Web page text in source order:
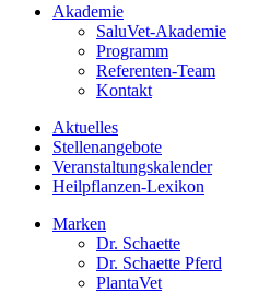
Akademie
SaluVet-Akademie
Programm
Referenten-Team
Kontakt
Aktuelles
Stellenangebote
Veranstaltungskalender
Heilpflanzen-Lexikon
Marken
Dr. Schaette
Dr. Schaette Pferd
PlantaVet